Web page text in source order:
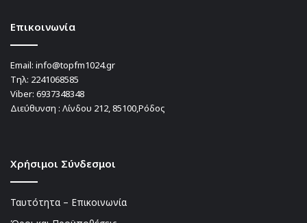
Επικοινωνία
Email: info@topfm1024.gr
Τηλ: 2241068585
Viber: 6937348348
Διεύθυνση : Λίνδου 212, 85100,Ρόδος
Χρήσιμοι Σύνδεσμοι
Ταυτότητα – Επικοινωνία